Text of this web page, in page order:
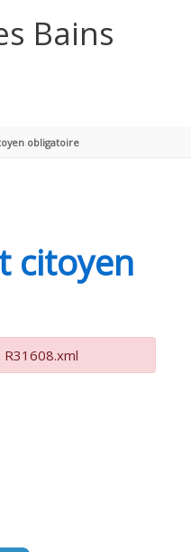
Bains
obligatoire
citoyen